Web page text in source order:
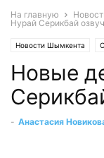
На главную
Нурай Серикбай
Новости Шымкента
Новые
- Анастасия